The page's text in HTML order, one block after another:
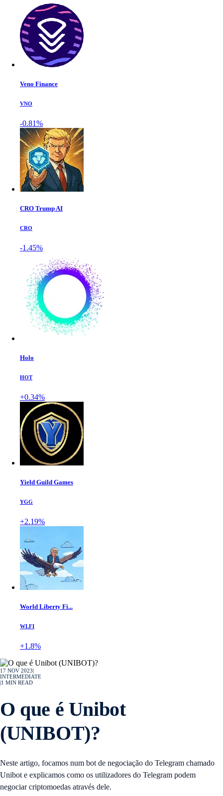
Veno Finance
VNO
-0.81%
CRO Trump AI
CRO
-1.45%
Holo
HOT
+0.34%
Yield Guild Games
YGG
+2.19%
World Liberty Fi...
WLFI
+1.8%
17 NOV 2023
INTERMEDIATE
1 MIN READ
O que é Unibot
(UNIBOT)?
Neste artigo, focamos num bot de negociação do Telegram chamado
Unibot e explicamos como os utilizadores do Telegram podem
negociar criptomoedas através dele.